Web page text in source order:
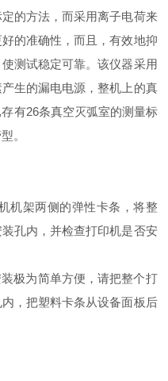
的方法，而采用离子电荷来
的准确性，而且，有效地抑
测试稳定可靠。该仪器采用
生的漏电电源，整机上的真
有26条真空灭弧室的测量标
。
机架两侧的弹性卡条，将整
孔内，并检查打印机是否安
极为简单方便，请把整个打
，把塑料卡条从设备面板后